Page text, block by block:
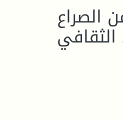
الصراع